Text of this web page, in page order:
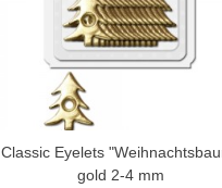
Classic Eyelets
gold 2-4 mm